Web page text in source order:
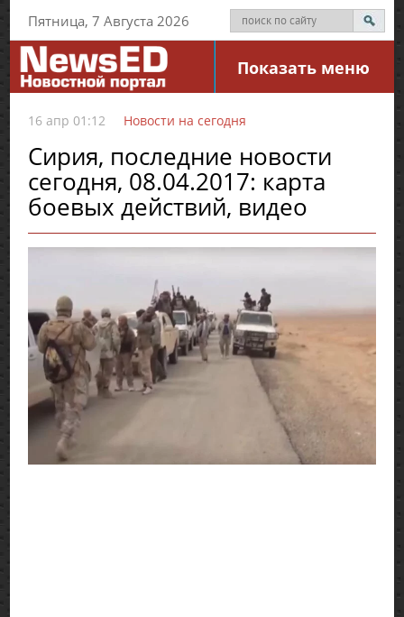
Пятница, 7 Августа 2026
Показать меню
16 апр 01:12 Новости на сегодня
Сирия, последние новости
сегодня, 08.04.2017: карта
боевых действий, видео